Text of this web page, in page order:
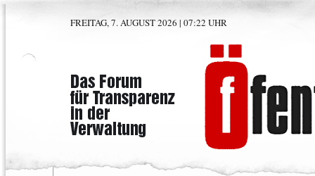
FREITAG, 7. AUGUST 2026 | 07:22 UHR